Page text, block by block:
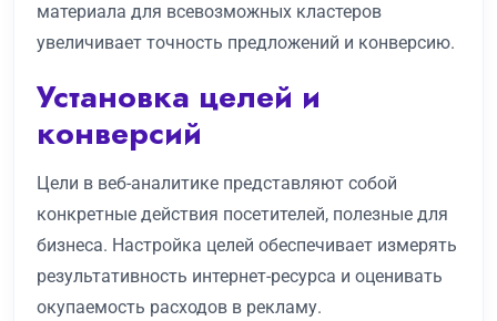
материала для всевозможных кластеров
увеличивает точность предложений и конверсию.
Установка целей и
конверсий
Цели в веб-аналитике представляют собой
конкретные действия посетителей, полезные для
бизнеса. Настройка целей обеспечивает измерять
результативность интернет-ресурса и оценивать
окупаемость расходов в рекламу.